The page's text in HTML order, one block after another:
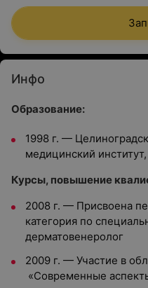
Инфо
Образование:
1998 г. —
медицинский институт,
Курсы, повышение
2008 г. — Присвоена
категория по
дерматовенеролог
2009 г. — Участие в
«Современные